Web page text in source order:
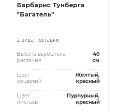
Барбарис Тунберга
"Багатель"
2 вида поставки
Высота взрослого
растения
40
см
Цвет
соцветий
Желтый,
красный
Цвет
листьев
Пурпурный,
красный